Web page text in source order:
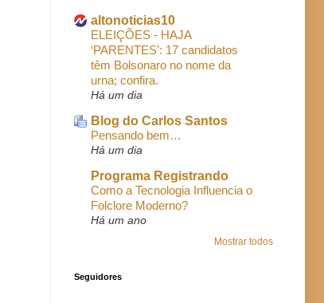
altonoticias10
ELEIÇÕES - HAJA
‘PARENTES’: 17 candidatos
têm Bolsonaro no nome da
urna; confira.
Há um dia
Blog do Carlos Santos
Pensando bem…
Há um dia
Programa Registrando
Como a Tecnologia Influencia o
Folclore Moderno?
Há um ano
Mostrar todos
Seguidores